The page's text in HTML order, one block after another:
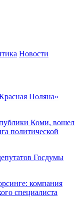
Новости
Поляна»
Коми, вошел
политической
Госдумы
компания
специалиста